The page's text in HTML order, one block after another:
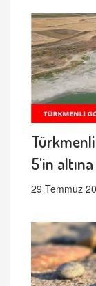
5'in
29 Temmuz